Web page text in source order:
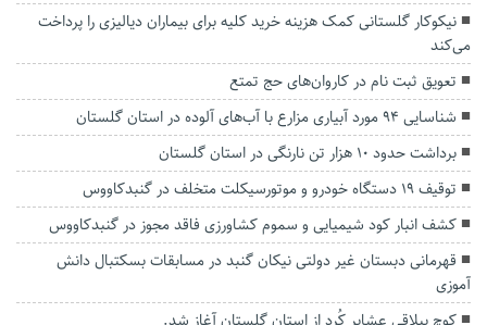
نیکوکار گلستانی کمک هزینه خرید کلیه برای بیماران دیالیزی را پرداخت
می‌کند
تعویق ثبت نام در کاروان‌های حج تمتع
شناسایی ۹۴ مورد آبیاری مزارع با آب‌های آلوده در استان گلستان
برداشت حدود ۱۰ هزار تن نارنگی در استان گلستان
توقيف 19 دستگاه خودرو و موتورسيكلت متخلف در گنبدكاووس
کشف انبار کود شیمیایی و سموم کشاورزی فاقد مجوز در گنبدکاووس
قهرمانی دبستان غیر دولتی نیکان گنبد در مسابقات بسکتبال دانش
آموزی